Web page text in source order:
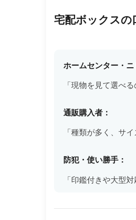
宅配ボックスの
ホームセンター・ニ
「現物を見て選べ
通販購入者：
「種類が多く、サ
防犯・使い勝手：
「印鑑付きや大型